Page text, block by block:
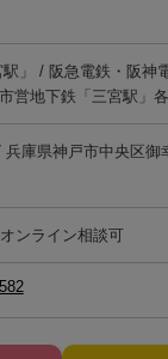
」 / 阪急電鉄・阪神
営地下鉄「三宮駅」
兵庫県神戸市中央区御
ンライン相談可